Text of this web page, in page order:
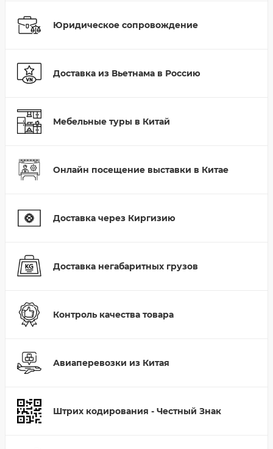
Юридическое сопровождение
Доставка из Вьетнама в Россию
Мебельные туры в Китай
Онлайн посещение выставки в Китае
Доставка через Киргизию
Доставка негабаритных грузов
Контроль качества товара
Авиаперевозки из Китая
Штрих кодирования - Честный Знак